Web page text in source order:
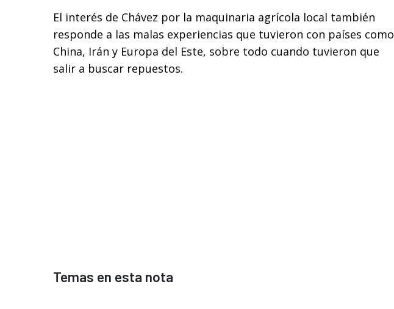
El interés de Chávez por la maquinaria agrícola local también
responde a las malas experiencias que tuvieron con países como
China, Irán y Europa del Este, sobre todo cuando tuvieron que
salir a buscar repuestos.
Temas en esta nota